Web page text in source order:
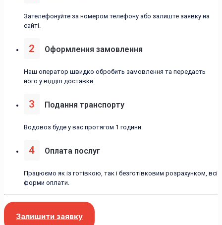
Зателефонуйте за номером телефону або залиште заявку на
сайті.
2 Оформлення замовлення
Наш оператор швидко обробить замовлення та передасть
його у відділ доставки.
3 Подання транспорту
Водовоз буде у вас протягом 1 години.
4 Оплата послуг
Працюємо як із готівкою, так і безготівковим розрахунком, всі
форми оплати.
Залишити заявку